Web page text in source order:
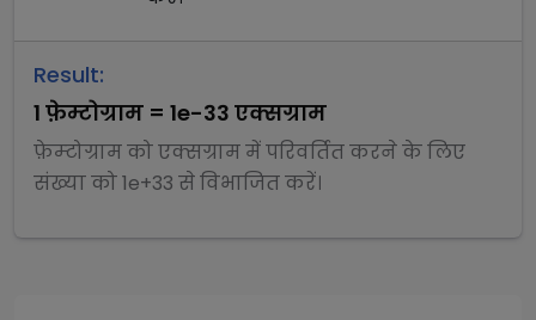
Result:
1 फ़ेम्टोग्राम = 1e-33 एक्सग्राम
फ़ेम्टोग्रामकोएक्सग्राममें परिवर्तित करने के लिए
संख्या को1e+33 सेविभाजितकरें।